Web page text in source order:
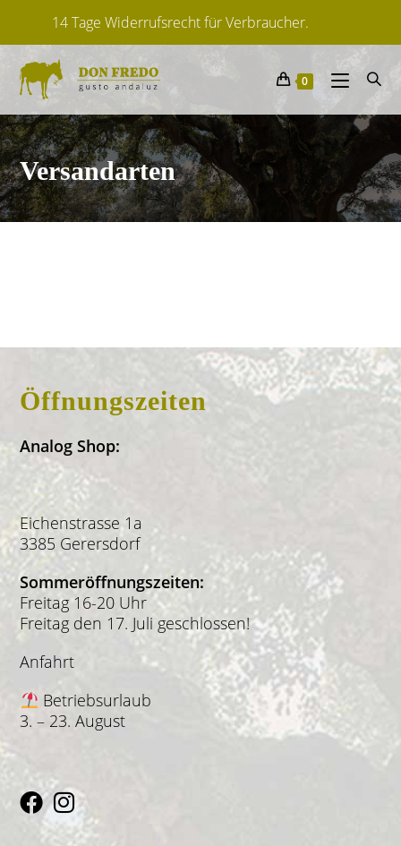
14 Tage Widerrufsrecht für Verbraucher.
0
Versandarten
Öffnungszeiten
Analog Shop:
Eichenstrasse 1a
3385 Gerersdorf
Sommeröffnungszeiten:
Freitag 16-20 Uhr
Freitag den 17. Juli geschlossen!
Anfahrt
Betriebsurlaub
3. – 23. August